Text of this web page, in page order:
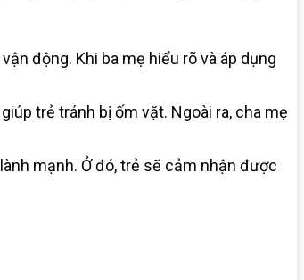
động. Khi ba mẹ hiểu rõ và áp dụng
trẻ tránh bị ốm vặt. Ngoài ra, cha mẹ
mạnh. Ở đó, trẻ sẽ cảm nhận được